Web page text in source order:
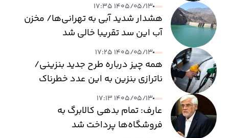
۱۴۰۵/۰۵/۱۳ ۱۷:۳۵
هشدار شدید آبی به تهرانی‌ها/ مخزن
آب این سد تقریبا خالی شد
۱۴۰۵/۰۵/۱۳ ۱۷:۲۵
همه چیز درباره طرح جدید بنزینی/
ناترازی بنزین به این عدد خطرناک
می‌رسد
۱۴۰۵/۰۵/۱۳ ۱۷:۱۳
عارف: تمام بدهی کالابرگ به
فروشگاه‌ها پرداخت شد